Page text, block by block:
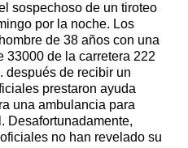
sospechoso de un tiroteo
por la noche. Los
de 38 años con una
33000 de la carretera 222
después de recibir un
prestaron ayuda
una ambulancia para
Desafortunadamente,
no han revelado su